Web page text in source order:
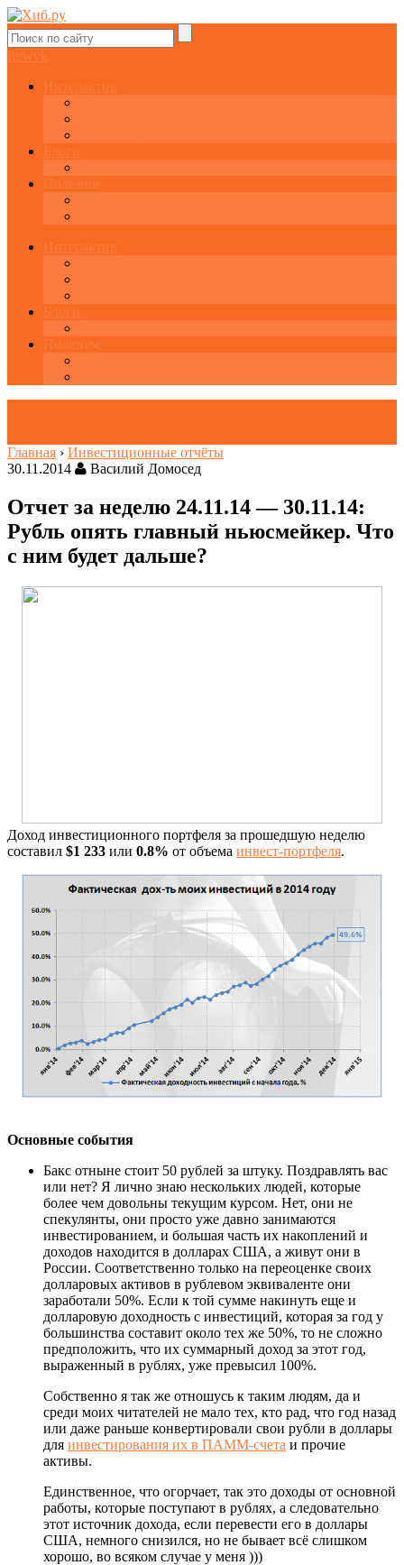
fbtw vk
Интерактив
Блоги
Полезное
Интерактив
Блоги
Полезное
Главная › Инвестиционные отчёты
30.11.2014
Василий Домосед
Отчет за неделю 24.11.14 — 30.11.14:
Рубль опять главный ньюсмейкер. Что
с ним будет дальше?
Доход инвестиционного портфеля за прошедшую неделю
составил $1 233 или 0.8% от объема инвест-портфеля.
Основные события
Бакс отныне стоит 50 рублей за штуку. Поздравлять вас
или нет? Я лично знаю нескольких людей, которые
более чем довольны текущим курсом. Нет, они не
спекулянты, они просто уже давно занимаются
инвестированием, и большая часть их накоплений и
доходов находится в долларах США, а живут они в
России. Соответственно только на переоценке своих
долларовых активов в рублевом эквиваленте они
заработали 50%. Если к той сумме накинуть еще и
долларовую доходность с инвестиций, которая за год у
большинства составит около тех же 50%, то не сложно
предположить, что их суммарный доход за этот год,
выраженный в рублях, уже превысил 100%.
Собственно я так же отношусь к таким людям, да и
среди моих читателей не мало тех, кто рад, что год назад
или даже раньше конвертировали свои рубли в доллары
для инвестирования их в ПАММ-счета и прочие
активы.
Единственное, что огорчает, так это доходы от основной
работы, которые поступают в рублях, а следовательно
этот источник дохода, если перевести его в доллары
США, немного снизился, но не бывает всё слишком
хорошо, во всяком случае у меня )))